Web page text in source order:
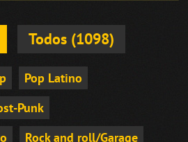
Todos (1098)
Pop Latino
Punk
Rock and roll/Garage